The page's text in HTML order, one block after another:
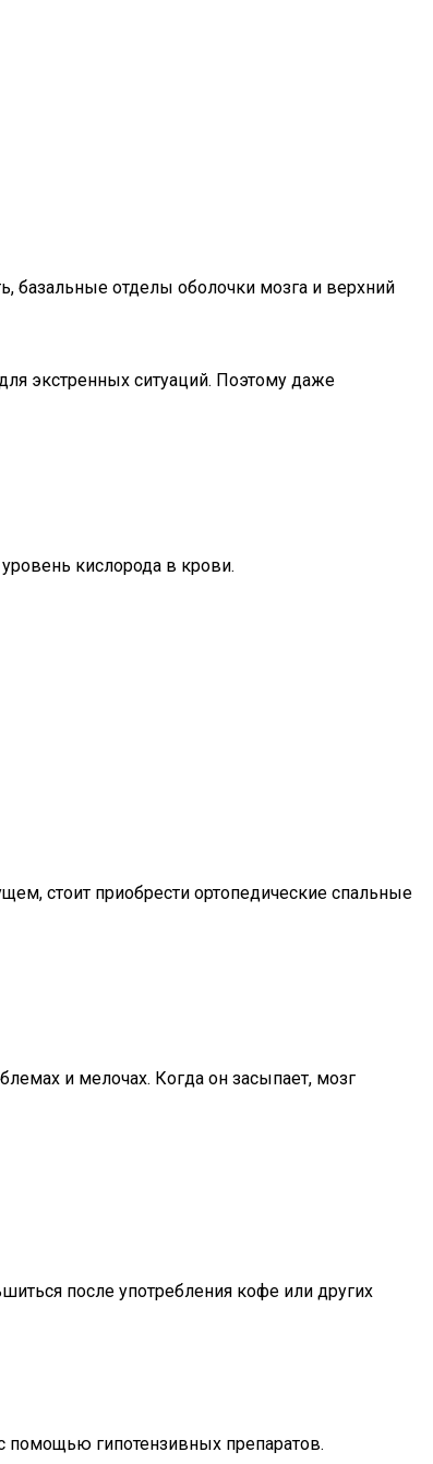
базальные отделы оболочки мозга и верхний
экстренных ситуаций. Поэтому даже
кислорода в крови.
стоит приобрести ортопедические спальные
и мелочах. Когда он засыпает, мозг
после употребления кофе или других
помощью гипотензивных препаратов.